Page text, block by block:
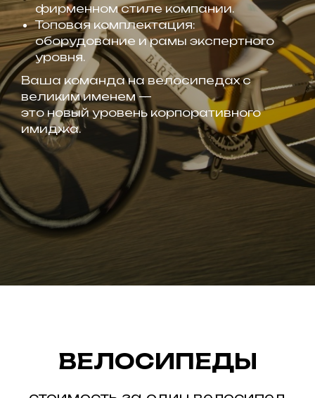
фирменном стиле компании.
Топовая комплектация:
оборудование и рамы экспертного
уровня.
Ваша команда на велосипедах с
великим именем —
это новый уровень корпоративного
имиджа.
ВЕЛОСИПЕДЫ